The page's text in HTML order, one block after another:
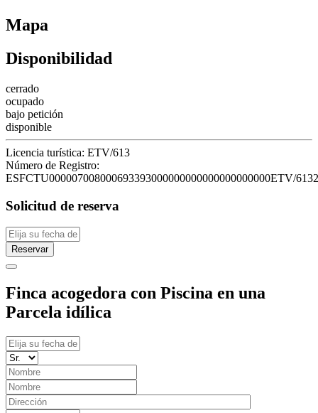
Mapa
Disponibilidad
cerrado
ocupado
bajo petición
disponible
Licencia turística: ETV/613
Número de Registro:
ESFCTU000007008000693393000000000000000000000ETV/6132
Solicitud de reserva
Reservar
Finca acogedora con Piscina en una
Parcela idílica